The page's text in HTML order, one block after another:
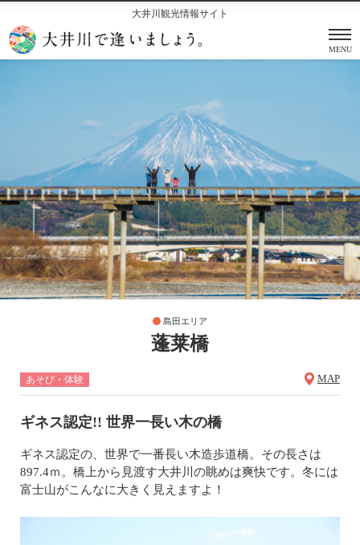
大井川観光情報サイト
MENU
島田エリア
蓬莱橋
あそび・体験 MAP
ギネス認定!! 世界一長い木の橋
ギネス認定の、世界で一番長い木造歩道橋。その長さは
897.4ｍ。橋上から見渡す大井川の眺めは爽快です。冬には
富士山がこんなに大きく見えますよ！